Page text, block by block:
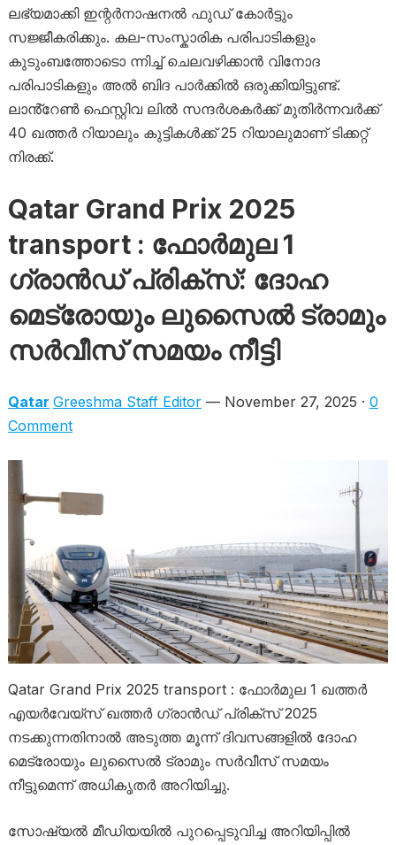
ലഭ്യമാക്കി ഇന്റർനാഷനൽ ഫുഡ് കോർട്ടും
സജ്ജീകരിക്കും. കല-സംസ്ക‌ാരിക പരിപാടികളും
കുടുംബത്തോടൊ ന്നിച്ച് ചെലവഴിക്കാൻ വിനോദ
പരിപാടികളും അൽ ബിദ പാർക്കിൽ ഒരുക്കിയിട്ടുണ്ട്.
ലാൻ്റേൺ ഫെസ്റ്റിവ ലിൽ സന്ദർശകർക്ക് മുതിർന്നവർക്ക്
40 ഖത്തർ റിയാലും കുട്ടികൾക്ക് 25 റിയാലുമാണ് ടിക്കറ്റ്
നിരക്ക്.
Qatar Grand Prix 2025
transport : ഫോർമുല 1
ഗ്രാൻഡ് പ്രിക്സ്: ദോഹ
മെട്രോയും ലുസൈൽ ട്രാമും
സർവീസ് സമയം നീട്ടി
Qatar Greeshma Staff Editor— November 27, 2025 · 0
Comment
Qatar Grand Prix 2025 transport : ഫോർമുല 1 ഖത്തർ
എയർവേയ്‌സ് ഖത്തർ ഗ്രാൻഡ് പ്രിക്സ് 2025
നടക്കുന്നതിനാൽ അടുത്ത മൂന്ന് ദിവസങ്ങളിൽ ദോഹ
മെട്രോയും ലുസൈൽ ട്രാമും സർവീസ് സമയം
നീട്ടുമെന്ന് അധികൃതർ അറിയിച്ചു.
സോഷ്യൽ മീഡിയയിൽ പുറപ്പെടുവിച്ച അറിയിപ്പിൽ